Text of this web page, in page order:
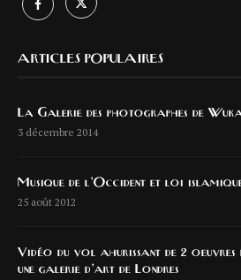
ARTICLES POPULAIRES
La Galerie des photographes de
3 décembre 2014
Musique de l’Occident et loi
25 août 2012
Vidéo du vol ahurissant de 2 oeuvres
une galerie d’art de Londres